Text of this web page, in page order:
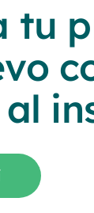
tu